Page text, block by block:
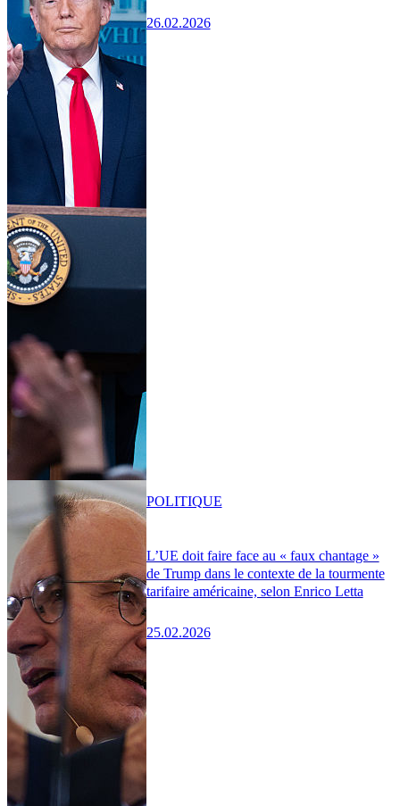
26.02.2026
L’UE doit faire face au « faux chantage »
de Trump dans le contexte de la tourmente
tarifaire américaine, selon Enrico Letta
25.02.2026
POLITIQUE